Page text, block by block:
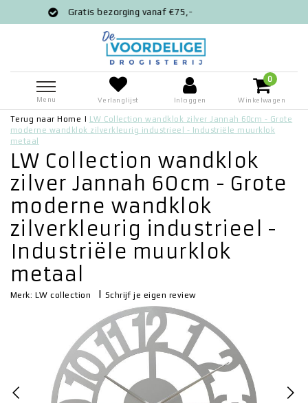
vanaf €75,-
Menu Verlanglijst Inloggen
0
Winkelwagen
Terug naar Home | LW Collection wandklok zilver Jannah 60cm - Grote
moderne wandklok zilverkleurig industrieel - Industriële muurklok
metaal
LW Collection wandklok
zilver Jannah 60cm - Grote
moderne wandklok
zilverkleurig industrieel -
Industriële muurklok
metaal
Merk: LW collection | Schrijf je eigen review